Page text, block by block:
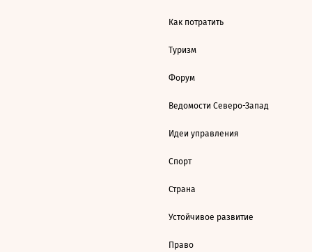
Как потратить
Туризм
Форум
Ведомости Северо-Запад
Идеи управления
Спорт
Страна
Устойчивое развитие
Право